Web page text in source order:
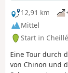
12,91 km
Mittel
Start in
Eine Tour durch
von Chinon und